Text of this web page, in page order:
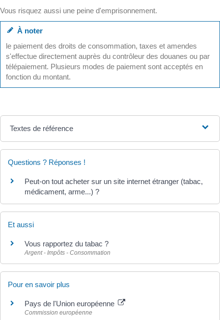
Vous risquez aussi une peine d'emprisonnement.
À noter
le paiement des droits de consommation, taxes et amendes
s'effectue directement auprès du contrôleur des douanes ou par
télépaiement. Plusieurs modes de paiement sont acceptés en
fonction du montant.
Textes de référence
Questions ? Réponses !
Peut-on tout acheter sur un site internet étranger (tabac,
médicament, arme...) ?
Et aussi
Vous rapportez du tabac ?
Argent - Impôts - Consommation
Pour en savoir plus
Pays de l'Union européenne
Commission européenne